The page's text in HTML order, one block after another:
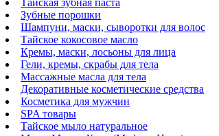
Зубные порошки
Шампуни, маски, сыворотки для волос
Тайское кокосовое масло
Кремы, маски, лосьоны для лица
Гели, кремы, скрабы для тела
Массажные масла для тела
Декоративные косметические средства
Косметика для мужчин
SPA товары
Тайское мыло натуральное